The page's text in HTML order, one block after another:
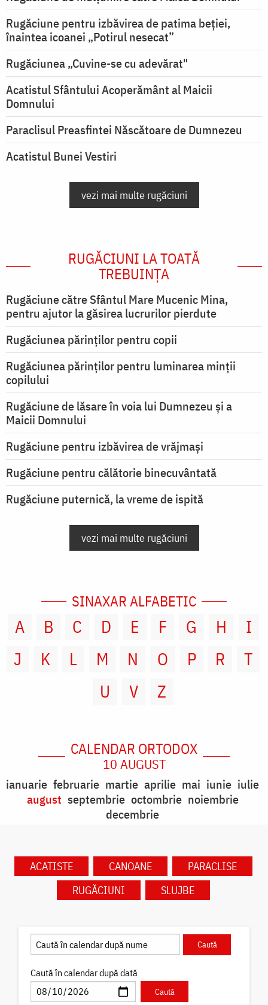
Rugăciune pentru izbăvirea de patima beției,
înaintea icoanei „Potirul nesecat”
Rugăciunea „Cuvine-se cu adevărat"
Acatistul Sfântului Acoperământ al Maicii
Domnului
Paraclisul Preasfintei Născătoare de Dumnezeu
Acatistul Bunei Vestiri
vezi mai multe rugăciuni
RUGĂCIUNI LA TOATĂ
TREBUINȚA
Rugăciune către Sfântul Mare Mucenic Mina,
pentru ajutor la găsirea lucrurilor pierdute
Rugăciunea părinților pentru copii
Rugăciunea părinților pentru luminarea minţii
copilului
Rugăciune de lăsare în voia lui Dumnezeu şi a
Maicii Domnului
Rugăciune pentru izbăvirea de vrăjmași
Rugăciune pentru călătorie binecuvântată
Rugăciune puternică, la vreme de ispită
vezi mai multe rugăciuni
SINAXAR ALFABETIC
A B C D E F G H
I
J
K L M N O P R
T
U
V Z
CALENDAR ORTODOX
10 AUGUST
ianuarie februarie martie aprilie mai iunie iulie
august septembrie octombrie noiembrie
decembrie
ACATISTE CANOANE
PARACLISE
RUGĂCIUNI
SLUJBE
Caută în calendar după dată